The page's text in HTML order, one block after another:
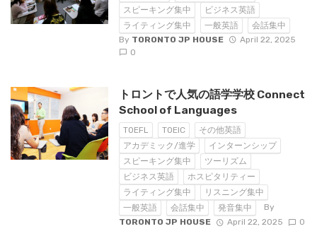
スピーキング集中
ビジネス英語
ライティング集中
一般英語
会話集中
By TORONTO JP HOUSE
April 22, 2025
0
トロントで人気の語学学校 Connect
School of Languages
TOEFL TOEIC
その他英語
アカデミック/進学
インターンシップ
スピーキング集中
ツーリズム
ビジネス英語
ホスピタリティー
ライティング集中
リスニング集中
一般英語
会話集中 発音集中
By
TORONTO JP HOUSE
April 22, 2025 0